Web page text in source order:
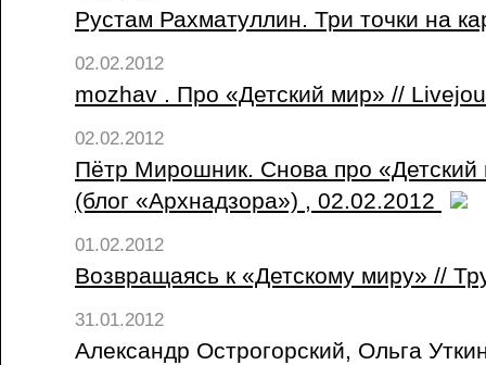
Рустам Рахматуллин. Три точки на
02.02.2012
mozhav . Про «Детский мир» //
02.02.2012
Пётр Мирошник. Снова про
(блог «Архнадзора») , 02.02.2012
01.02.2012
Возвращаясь к «Детскому миру» //
31.01.2012
Александр Острогорский, Ольга